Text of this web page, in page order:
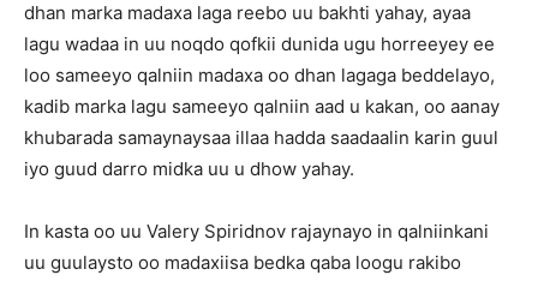
dhan marka madaxa laga reebo uu bakhti yahay, ayaa
lagu wadaa in uu noqdo qofkii dunida ugu horreeyey ee
loo sameeyo qalniin madaxa oo dhan lagaga beddelayo,
kadib marka lagu sameeyo qalniin aad u kakan, oo aanay
khubarada samaynaysaa illaa hadda saadaalin karin guul
iyo guud darro midka uu u dhow yahay.
In kasta oo uu Valery Spiridnov rajaynayo in qalniinkani
uu guulaysto oo madaxiisa bedka qaba loogu rakibo